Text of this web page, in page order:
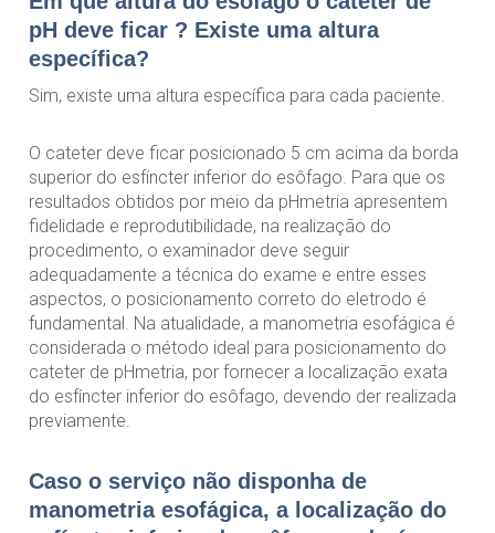
pH deve ficar ? Existe uma altura
específica?
Sim, existe uma altura específica para cada paciente.
O cateter deve ficar posicionado 5 cm acima da borda
superior do esfíncter inferior do esôfago. Para que os
resultados obtidos por meio da pHmetria apresentem
fidelidade e reprodutibilidade, na realização do
procedimento, o examinador deve seguir
adequadamente a técnica do exame e entre esses
aspectos, o posicionamento correto do eletrodo é
fundamental. Na atualidade, a manometria esofágica é
considerada o método ideal para posicionamento do
cateter de pHmetria, por fornecer a localização exata
do esfíncter inferior do esôfago, devendo der realizada
previamente.
Caso o serviço não disponha de
manometria esofágica, a localização do